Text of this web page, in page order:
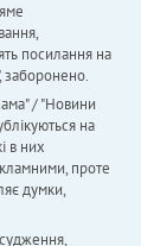
посилання на
заборонено.
/ "Новини
на
в них
проте
думки,